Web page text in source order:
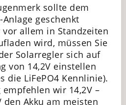
sollte dem
geschenkt
allem in Standzeiten
wird, müssen Sie
Solarregler sich auf
von 14,2V einstellen
die LiFePO4 Kennlinie).
wir 14,2V –
den Akku am meisten